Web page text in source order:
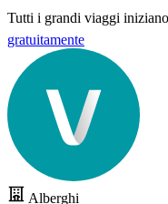
Tutti i grandi viaggi
gratuitamente
Alberghi